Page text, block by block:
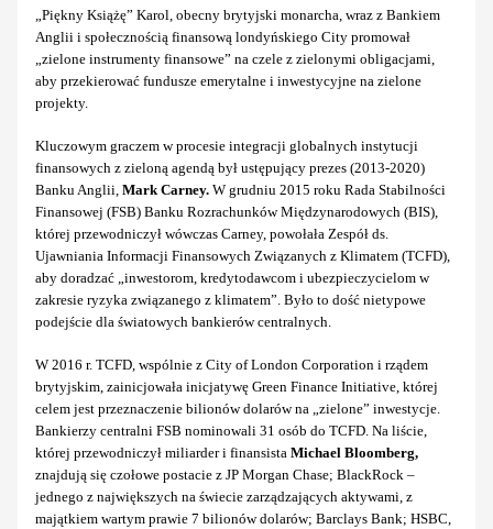
„Piękny Książę” Karol, obecny brytyjski monarcha, wraz z Bankiem
Anglii i społecznością finansową londyńskiego City promował
„zielone instrumenty finansowe” na czele z zielonymi obligacjami,
aby przekierować fundusze emerytalne i inwestycyjne na zielone
projekty.
Kluczowym graczem w procesie integracji globalnych instytucji
finansowych z zieloną agendą był ustępujący prezes (2013-2020)
Banku Anglii, Mark Carney. W grudniu 2015 roku Rada Stabilności
Finansowej (FSB) Banku Rozrachunków Międzynarodowych (BIS),
której przewodniczył wówczas Carney, powołała Zespół ds.
Ujawniania Informacji Finansowych Związanych z Klimatem (TCFD),
aby doradzać „inwestorom, kredytodawcom i ubezpieczycielom w
zakresie ryzyka związanego z klimatem”. Było to dość nietypowe
podejście dla światowych bankierów centralnych.
W 2016 r. TCFD, wspólnie z City of London Corporation i rządem
brytyjskim, zainicjowała inicjatywę Green Finance Initiative, której
celem jest przeznaczenie bilionów dolarów na „zielone” inwestycje.
Bankierzy centralni FSB nominowali 31 osób do TCFD. Na liście,
której przewodniczył miliarder i finansista Michael Bloomberg,
znajdują się czołowe postacie z JP Morgan Chase; BlackRock –
jednego z największych na świecie zarządzających aktywami, z
majątkiem wartym prawie 7 bilionów dolarów; Barclays Bank; HSBC,